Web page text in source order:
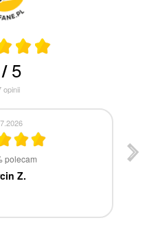
5
opinii
polecam
Z.